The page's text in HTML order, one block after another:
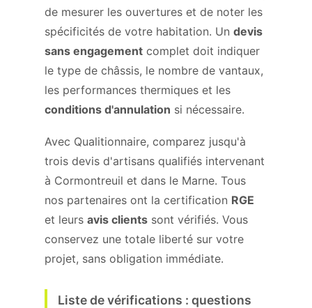
de mesurer les ouvertures et de noter les
spécificités de votre habitation. Un devis
sans engagement complet doit indiquer
le type de châssis, le nombre de vantaux,
les performances thermiques et les
conditions d'annulation si nécessaire.
Avec Qualitionnaire, comparez jusqu'à
trois devis d'artisans qualifiés intervenant
à Cormontreuil et dans le Marne. Tous
nos partenaires ont la certification RGE
et leurs avis clients sont vérifiés. Vous
conservez une totale liberté sur votre
projet, sans obligation immédiate.
Liste de vérifications : questions